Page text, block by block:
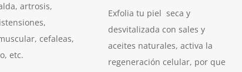
artrosis,
cefaleas,
etc.
Exfolia tu piel seca y
desvitalizada con sales y
aceites naturales, activa la
regeneración celular, por que